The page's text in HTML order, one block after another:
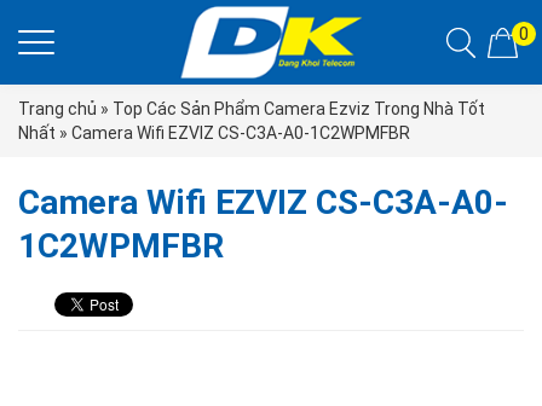
0
Trang chủ » Top Các Sản Phẩm Camera Ezviz Trong Nhà Tốt
Nhất » Camera Wifi EZVIZ CS-C3A-A0-1C2WPMFBR
Camera Wifi EZVIZ CS-C3A-A0-
1C2WPMFBR